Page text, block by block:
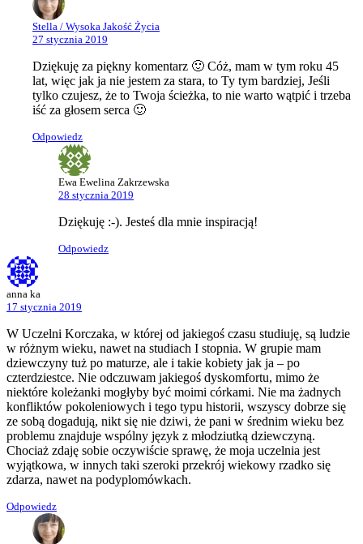
Stella / Wysoka Jakość Życia
27 stycznia 2019
Dziękuję za piękny komentarz 🙂 Cóż, mam w tym roku 45
lat, więc jak ja nie jestem za stara, to Ty tym bardziej, Jeśli
tylko czujesz, że to Twoja ścieżka, to nie warto wątpić i trzeba
iść za głosem serca 🙂
Odpowiedz
Ewa Ewelina Zakrzewska
28 stycznia 2019
Dziękuję :-). Jesteś dla mnie inspiracją!
Odpowiedz
anna ka
17 stycznia 2019
W Uczelni Korczaka, w której od jakiegoś czasu studiuję, są ludzie
w różnym wieku, nawet na studiach I stopnia. W grupie mam
dziewczyny tuż po maturze, ale i takie kobiety jak ja – po
czterdziestce. Nie odczuwam jakiegoś dyskomfortu, mimo że
niektóre koleżanki mogłyby być moimi córkami. Nie ma żadnych
konfliktów pokoleniowych i tego typu historii, wszyscy dobrze się
ze sobą dogadują, nikt się nie dziwi, że pani w średnim wieku bez
problemu znajduje wspólny język z młodziutką dziewczyną.
Chociaż zdaję sobie oczywiście sprawę, że moja uczelnia jest
wyjątkowa, w innych taki szeroki przekrój wiekowy rzadko się
zdarza, nawet na podyplomówkach.
Odpowiedz